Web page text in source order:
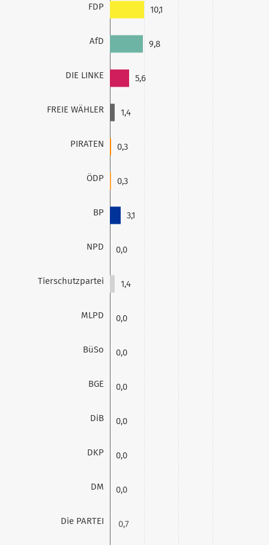
FDP
AfD
DIE LINKE
FREIE WÄHLER
PIRATEN
ÖDP
BP
NPD
Tierschutzpartei
MLPD
BüSo
BGE
DiB
DKP
DM
Die PARTEI
10,1
9,8
5,6
1,4
0,3
0,3
3,1
0,0
1,4
0,0
0,0
0,0
0,0
0,0
0,0
0,7